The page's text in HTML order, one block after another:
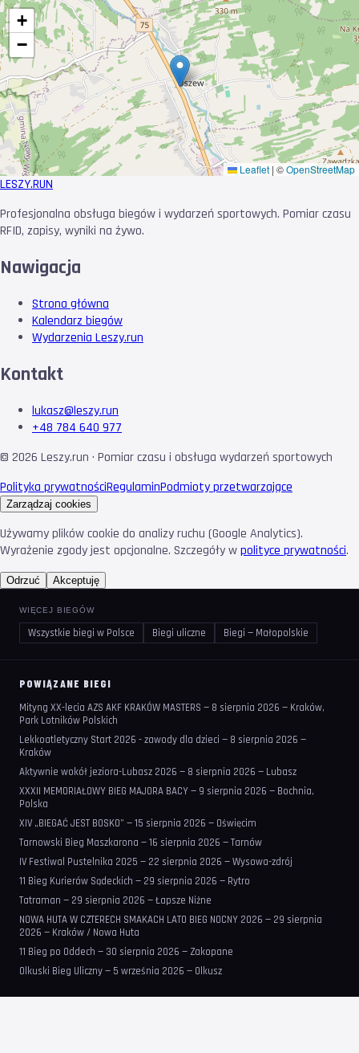
+
−
Leaflet | ©OpenStreetMap
LESZY.RUN
Profesjonalna obsługa biegów i wydarzeń sportowych. Pomiar czasu
RFID, zapisy, wyniki na żywo.
Nawigacja
Strona główna
Kalendarz biegów
Wydarzenia Leszy.run
Kontakt
lukasz@leszy.run
+48 784 640 977
© 2026 Leszy.run · Pomiar czasu i obsługa wydarzeń sportowych
Polityka prywatnościRegulaminPodmioty przetwarzające
Zarządzaj cookies
Używamy plików cookie do analizy ruchu (Google Analytics).
Wyrażenie zgody jest opcjonalne. Szczegóły wpolityce prywatności.
Odrzuć Akceptuję
WIĘCEJ BIEGÓW
Wszystkie biegi w Polsce Biegi uliczne Biegi — Małopolskie
POWIĄZANE BIEGI
Mityng XX-lecia AZS AKF KRAKÓW MASTERS — 8 sierpnia 2026 — Kraków,
Park Lotników Polskich
Lekkoatletyczny Start 2026 - zawody dla dzieci — 8 sierpnia 2026 —
Kraków
Aktywnie wokół jeziora-Lubasz 2026 — 8 sierpnia 2026 — Lubasz
XXXII MEMORIAŁOWY BIEG MAJORA BACY — 9 sierpnia 2026 — Bochnia,
Polska
XIV „BIEGAĆ JEST BOSKO” — 15 sierpnia 2026 — Oświęcim
Tarnowski Bieg Maszkarona — 16 sierpnia 2026 — Tarnów
IV Festiwal Pustelnika 2025 — 22 sierpnia 2026 — Wysowa-zdrój
11 Bieg Kurierów Sądeckich — 29 sierpnia 2026 — Rytro
Tatraman — 29 sierpnia 2026 — Łapsze Niżne
NOWA HUTA W CZTERECH SMAKACH LATO BIEG NOCNY 2026 — 29 sierpnia
2026 — Kraków / Nowa Huta
11 Bieg po Oddech — 30 sierpnia 2026 — Zakopane
Olkuski Bieg Uliczny — 5 września 2026 — Olkusz